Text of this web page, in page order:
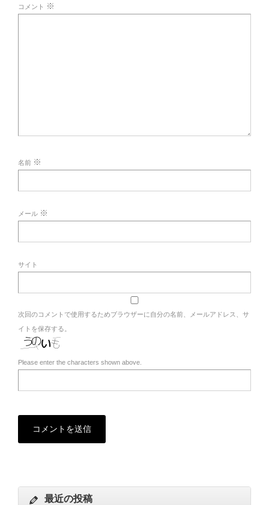
コメント ※
名前 ※
メール ※
サイト
次回のコメントで使用するためブラウザーに自分の名前、メールアドレス、サ
イトを保存する。
Please enter the characters shown above.
最近の投稿